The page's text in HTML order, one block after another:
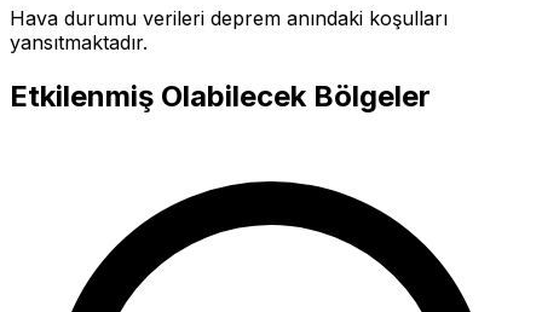
Hava durumu verileri deprem anındaki koşulları
yansıtmaktadır.
Etkilenmiş Olabilecek Bölgeler